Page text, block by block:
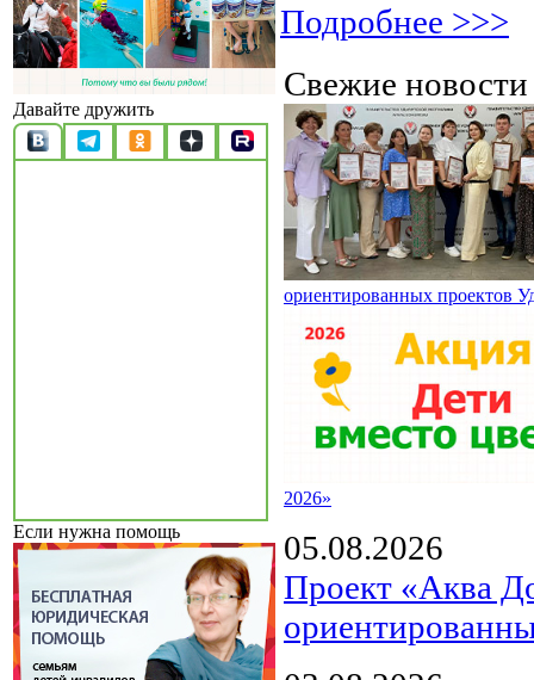
Давайте дружить
Если нужна помощь
Подробнее >>>
Свежие
ориентированных проектов
2026»
05.08.2026
Проект «Аква